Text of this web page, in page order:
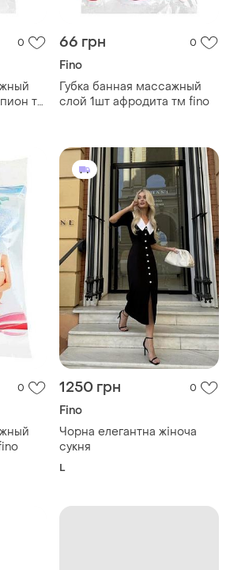
0
тм
66 грн 0
Fino
Губка банная массажный
слой 1шт афродита тм fino
0 1250 грн 0
Fino
Чорна елегантна жіноча
сукня
L